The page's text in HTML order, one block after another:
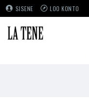
SISENE LOO KONTO